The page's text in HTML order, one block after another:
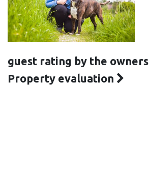
guest rating by the owners
Property evaluation